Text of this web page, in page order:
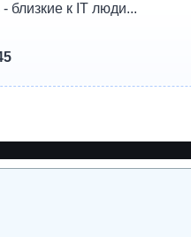
близкие к IT люди...